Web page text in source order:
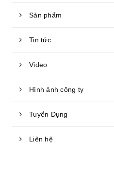
Sản phẩm
Tin tức
Video
Hình ảnh công ty
Tuyển Dụng
Liên hệ